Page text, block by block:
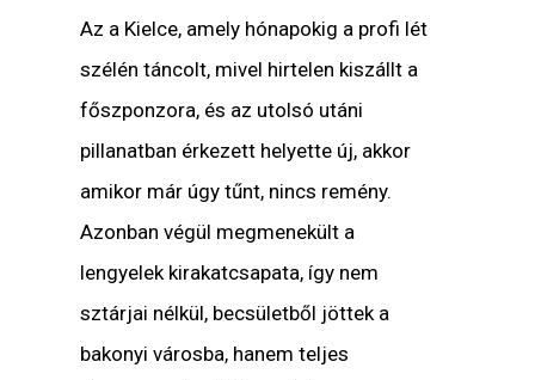
Az a Kielce, amely hónapokig a profi lét
szélén táncolt, mivel hirtelen kiszállt a
főszponzora, és az utolsó utáni
pillanatban érkezett helyette új, akkor
amikor már úgy tűnt, nincs remény.
Azonban végül megmenekült a
lengyelek kirakatcsapata, így nem
sztárjai nélkül, becsületből jöttek a
bakonyi városba, hanem teljes